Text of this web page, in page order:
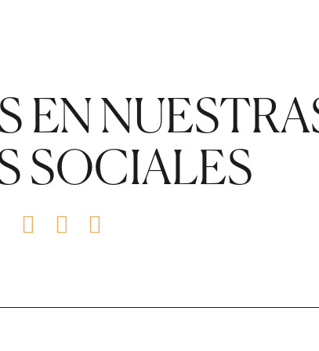
EN
SOCIALES